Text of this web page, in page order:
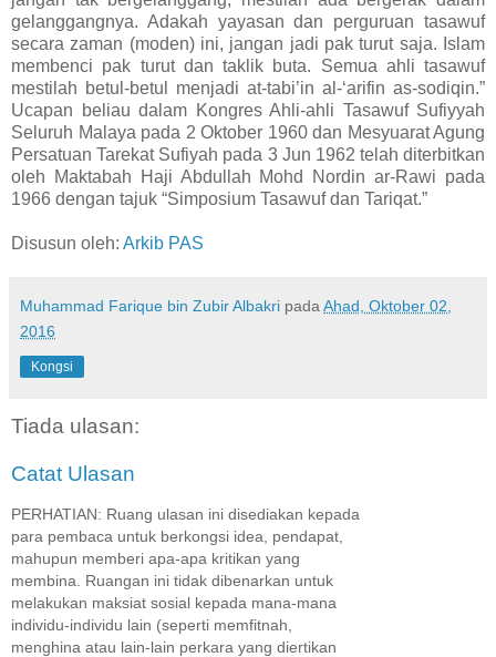
gelanggangnya. Adakah yayasan dan perguruan tasawuf
secara zaman (moden) ini, jangan jadi pak turut saja. Islam
membenci pak turut dan taklik buta. Semua ahli tasawuf
mestilah betul-betul menjadi at-tabi’in al-‘arifin as-sodiqin.”
Ucapan beliau dalam Kongres Ahli-ahli Tasawuf Sufiyyah
Seluruh Malaya pada 2 Oktober 1960 dan Mesyuarat Agung
Persatuan Tarekat Sufiyah pada 3 Jun 1962 telah diterbitkan
oleh Maktabah Haji Abdullah Mohd Nordin ar-Rawi pada
1966 dengan tajuk “Simposium Tasawuf dan Tariqat.”
Disusun oleh: Arkib PAS
Muhammad Farique bin Zubir Albakri pada Ahad, Oktober 02,
2016
Kongsi
Tiada ulasan:
Catat Ulasan
PERHATIAN: Ruang ulasan ini disediakan kepada
para pembaca untuk berkongsi idea, pendapat,
mahupun memberi apa-apa kritikan yang
membina. Ruangan ini tidak dibenarkan untuk
melakukan maksiat sosial kepada mana-mana
individu-individu lain (seperti memfitnah,
menghina atau lain-lain perkara yang diertikan